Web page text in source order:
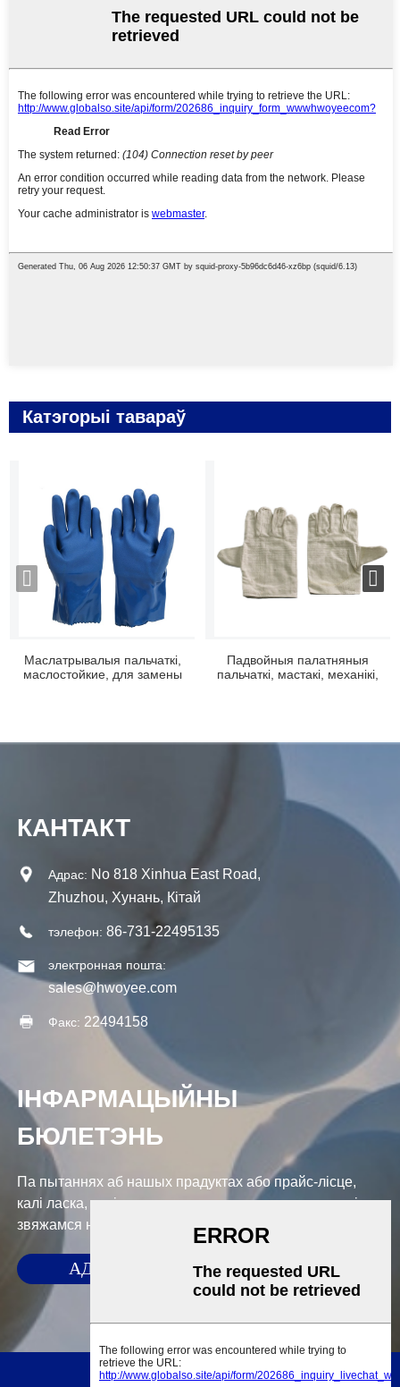
Катэгорыі тавараў
Маслатрывалыя пальчаткі,
маслостойкие, для замены
Падвойныя палатняныя
пальчаткі, мастакі, механікі,
КАНТАКТ
Адрас: No 818 Xinhua East Road,
Zhuzhou, Хунань, Кітай
тэлефон: 86-731-22495135
электронная пошта:
sales@hwoyee.com
Факс: 22494158
ІНФАРМАЦЫЙНЫ
БЮЛЕТЭНЬ
Па пытаннях аб нашых прадуктах або прайс-лісце,
калі ласка, пакіньце нам сваю электронную пошту, і мы
звяжамся на працягу 24 гадзін.
АДПРАВІЦЬ